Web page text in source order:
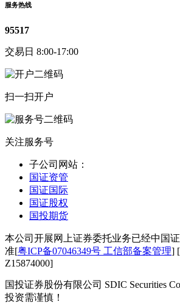
服务热线
95517
交易日 8:00-17:00
扫一扫开户
关注服务号
子公司网站：
国证资管
国证国际
国证股权
国投期货
本公司开展网上证券委托业务已经中国
准[粤ICP备07046349号 工信部备案管理]
Z15874000]
国投证券股份有限公司 SDIC Securities
投资需谨慎！